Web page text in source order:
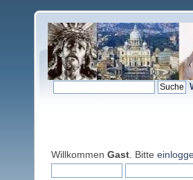
Willkommen Gast . Bitte